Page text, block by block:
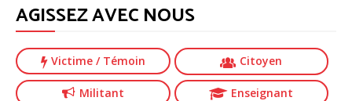
AGISSEZ AVEC NOUS
Victime / Témoin Citoyen
Militant Enseignant